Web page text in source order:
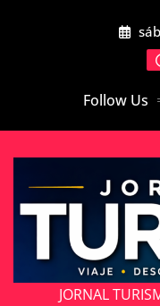
Follow Us
JORNAL